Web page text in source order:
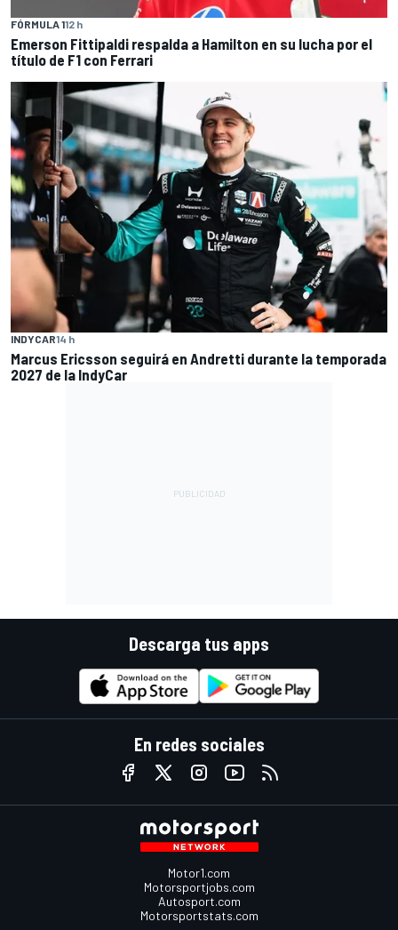
FÓRMULA 112 h
Emerson Fittipaldi respalda a Hamilton en su lucha por el
título de F1 con Ferrari
INDYCAR14 h
Marcus Ericsson seguirá en Andretti durante la temporada
2027 de la IndyCar
Descarga tus apps
En redes sociales
Motor1.com
Motorsportjobs.com
Autosport.com
Motorsportstats.com